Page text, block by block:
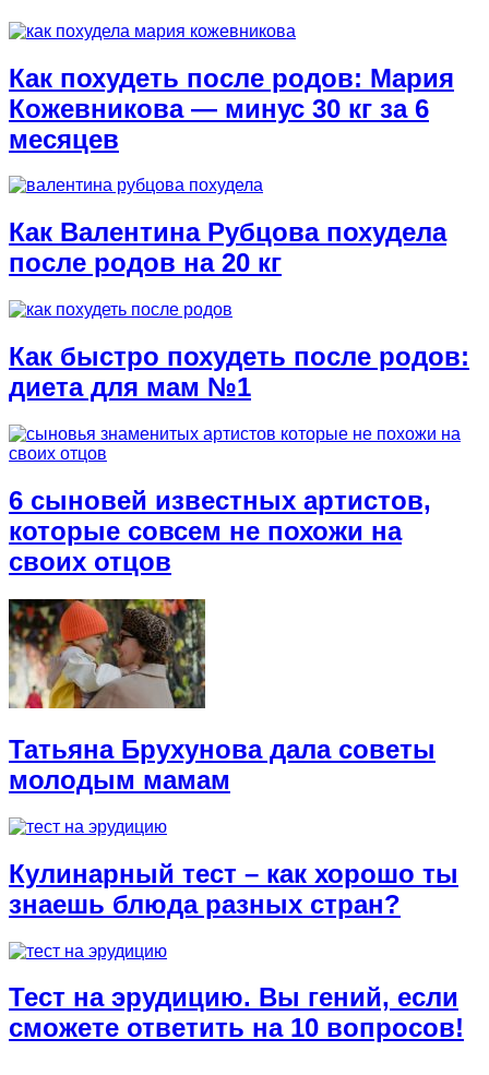
Как похудеть после родов: Мария
Кожевникова — минус 30 кг за 6
месяцев
Как Валентина Рубцова похудела
после родов на 20 кг
Как быстро похудеть после родов:
диета для мам №1
6 сыновей известных артистов,
которые совсем не похожи на
своих отцов
Татьяна Брухунова дала советы
молодым мамам
Кулинарный тест – как хорошо ты
знаешь блюда разных стран?
Тест на эрудицию. Вы гений, если
сможете ответить на 10 вопросов!